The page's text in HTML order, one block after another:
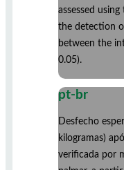
assessed
the detection
between the
0.05).
pt-br
Desfecho
kilogramas)
verificada por